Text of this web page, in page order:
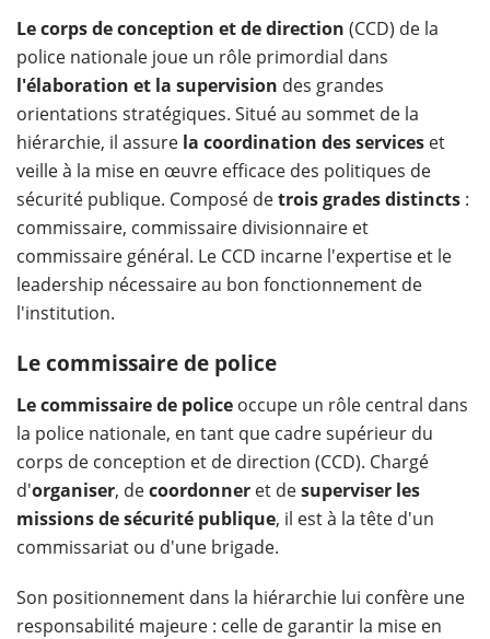
Le corps de conception et de direction (CCD) de la
police nationale joue un rôle primordial dans
l'élaboration et la supervision des grandes
orientations stratégiques. Situé au sommet de la
hiérarchie, il assure la coordination des services et
veille à la mise en œuvre efficace des politiques de
sécurité publique. Composé detrois grades distincts :
commissaire, commissaire divisionnaire et
commissaire général. Le CCD incarne l'expertise et le
leadership nécessaire au bon fonctionnement de
l'institution.
Le commissaire de police
Le commissaire de police occupe un rôle central dans
la police nationale, en tant que cadre supérieur du
corps de conception et de direction (CCD). Chargé
d'organiser, decoordonner et desuperviser les
missions de sécurité publique, il est à la tête d'un
commissariat ou d'une brigade.
Son positionnement dans la hiérarchie lui confère une
responsabilité majeure : celle de garantir la mise en